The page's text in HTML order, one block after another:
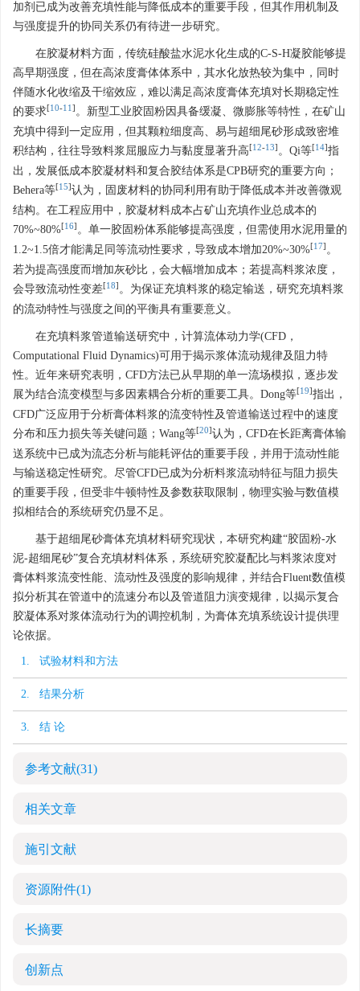
加剂已成为改善充填性能与降低成本的重要手段，但其作用机制及
与强度提升的协同关系仍有待进一步研究。
在胶凝材料方面，传统硅酸盐水泥水化生成的C-S-H凝胶能够提
高早期强度，但在高浓度膏体体系中，其水化放热较为集中，同时
伴随水化收缩及干缩效应，难以满足高浓度膏体充填对长期稳定性
的要求[10-11 ] 。新型工业胶固粉因具备缓凝、微膨胀等特性，在矿山
充填中得到一定应用，但其颗粒细度高、易与超细尾砂形成致密堆
积结构，往往导致料浆屈服应力与黏度显著升高[12-13] 。Qi等[14]指
出，发展低成本胶凝材料和复合胶结体系是CPB研究的重要方向；
Behera等[15]认为，固废材料的协同利用有助于降低成本并改善微观
结构。在工程应用中，胶凝材料成本占矿山充填作业总成本的
70%~80%[16] 。单一胶固粉体系能够提高强度，但需使用水泥用量的
1.2~1.5倍才能满足同等流动性要求，导致成本增加20%~30%[17] 。
若为提高强度而增加灰砂比，会大幅增加成本；若提高料浆浓度，
会导致流动性变差[18] 。为保证充填料浆的稳定输送，研究充填料浆
的流动特性与强度之间的平衡具有重要意义。
在充填料浆管道输送研究中，计算流体动力学(CFD，
Computational Fluid Dynamics)可用于揭示浆体流动规律及阻力特
性。近年来研究表明，CFD方法已从早期的单一流场模拟，逐步发
展为结合流变模型与多因素耦合分析的重要工具。Dong等[19]指出，
CFD广泛应用于分析膏体料浆的流变特性及管道输送过程中的速度
分布和压力损失等关键问题；Wang等[20]认为，CFD在长距离膏体输
送系统中已成为流态分析与能耗评估的重要手段，并用于流动性能
与输送稳定性研究。尽管CFD已成为分析料浆流动特征与阻力损失
的重要手段，但受非牛顿特性及参数获取限制，物理实验与数值模
拟相结合的系统研究仍显不足。
基于超细尾砂膏体充填材料研究现状，本研究构建“胶固粉-水
泥-超细尾砂”复合充填材料体系，系统研究胶凝配比与料浆浓度对
膏体料浆流变性能、流动性及强度的影响规律，并结合Fluent数值模
拟分析其在管道中的流速分布以及管道阻力演变规律，以揭示复合
胶凝体系对浆体流动行为的调控机制，为膏体充填系统设计提供理
论依据。
1. 试验材料和方法
2. 结果分析
3. 结 论
参考文献(31)
相关文章
施引文献
资源附件(1)
长摘要
创新点